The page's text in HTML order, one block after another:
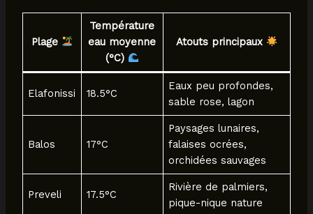
Plage
Température
eau moyenne
(°C)
Atouts principaux
Elafonissi 18.5°C
Eaux peu profondes,
sable rose, lagon
Balos 17°C
Paysages lunaires,
falaises ocrées,
orchidées sauvages
Preveli 17.5°C
Rivière de palmiers,
pique-nique nature